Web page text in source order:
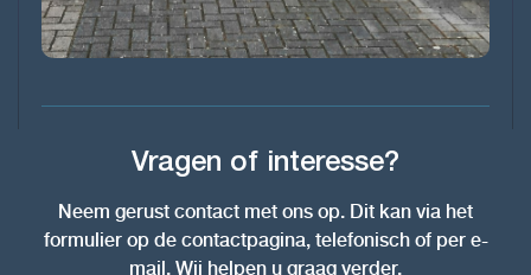
Vragen of interesse?
Neem gerust contact met ons op. Dit kan via het
formulier op de contactpagina, telefonisch of per e-
mail. Wij helpen u graag verder.